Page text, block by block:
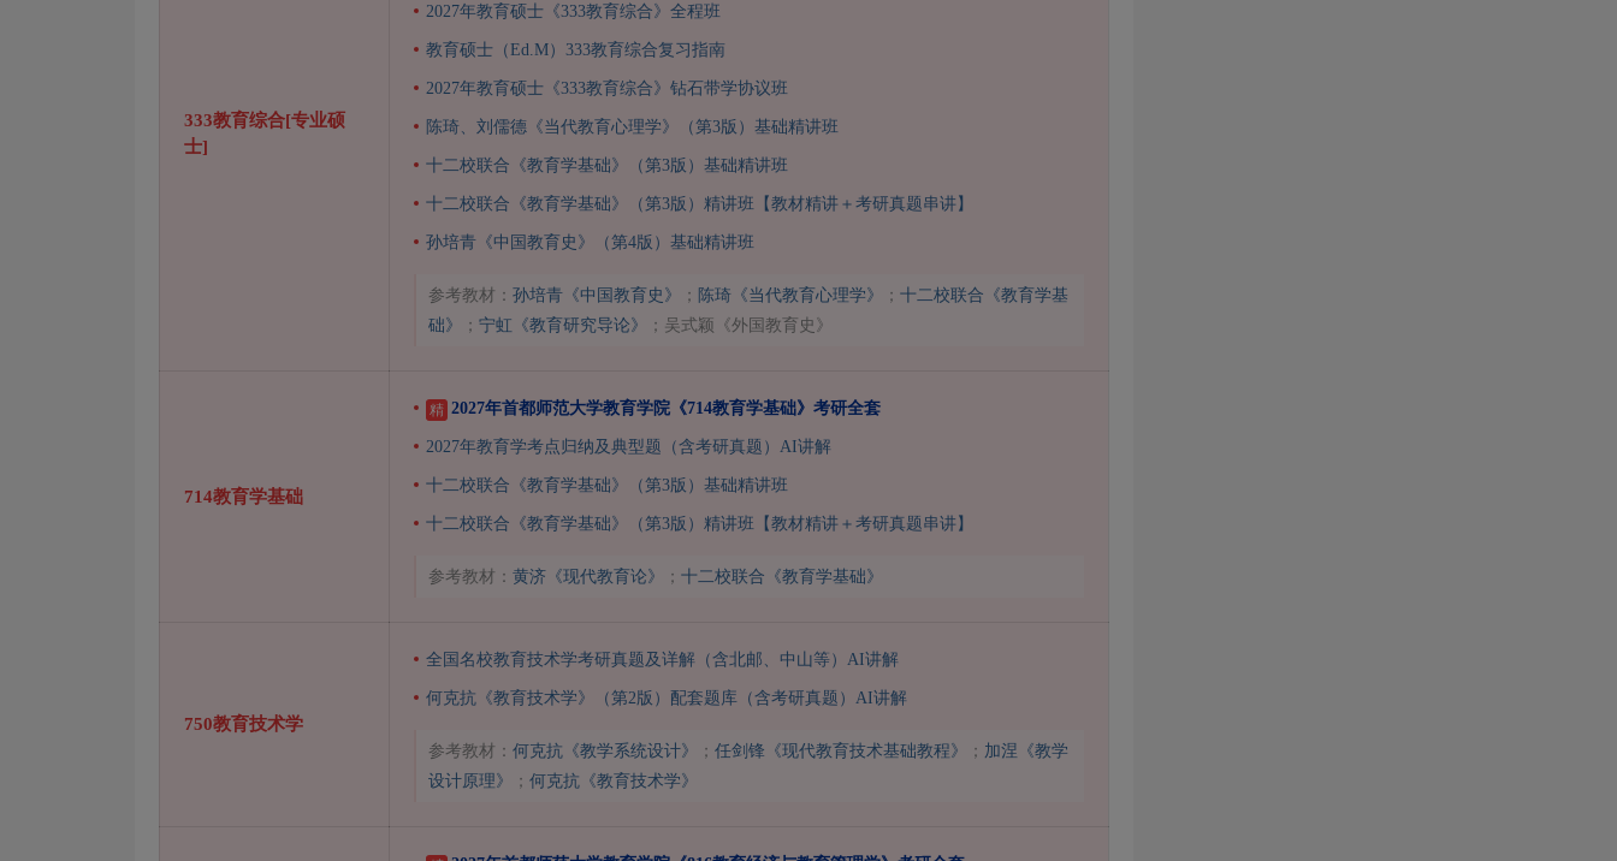
333教育综合[专业硕
士]
2027年教育硕士《333教育综合》全程班
教育硕士（Ed.M）333教育综合复习指南
2027年教育硕士《333教育综合》钻石带学协议班
陈琦、刘儒德《当代教育心理学》（第3版）基础精讲班
十二校联合《教育学基础》（第3版）基础精讲班
十二校联合《教育学基础》（第3版）精讲班【教材精讲＋考研真题串讲】
孙培青《中国教育史》（第4版）基础精讲班
参考教材： 孙培青《中国教育史》 ； 陈琦《当代教育心理学》 ； 十二校联合《教育学基
础》
； 宁虹《教育研究导论》 ；吴式颖《外国教育史》
714教育学基础
精 2027年首都师范大学教育学院《714教育学基础》考研全套
2027年教育学考点归纳及典型题（含考研真题）AI讲解
十二校联合《教育学基础》（第3版）基础精讲班
十二校联合《教育学基础》（第3版）精讲班【教材精讲＋考研真题串讲】
参考教材： 黄济《现代教育论》 ； 十二校联合《教育学基础》
750教育技术学
全国名校教育技术学考研真题及详解（含北邮、中山等）AI讲解
何克抗《教育技术学》（第2版）配套题库（含考研真题）AI讲解
参考教材： 何克抗《教学系统设计》 ； 任剑锋《现代教育技术基础教程》 ； 加涅《教学
设计原理》
； 何克抗《教育技术学》